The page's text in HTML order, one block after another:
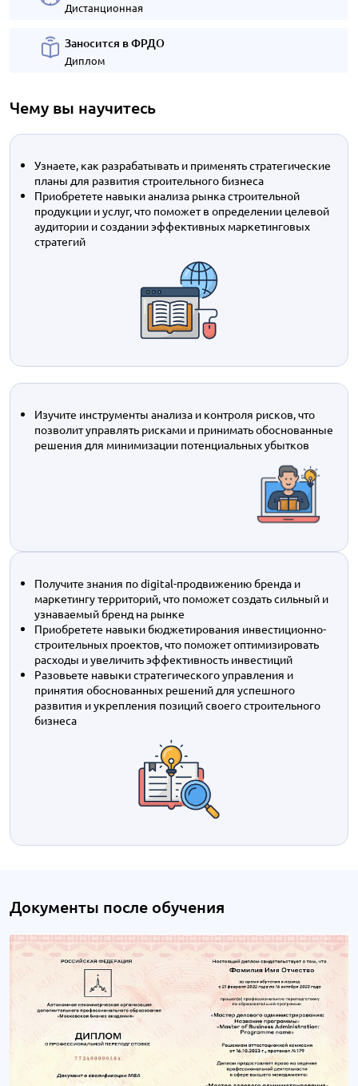
Дистанционная
Заносится в ФРДО
Диплом
Чему вы научитесь
Узнаете, как разрабатывать и применять стратегические
планы для развития строительного бизнеса
Приобретете навыки анализа рынка строительной
продукции и услуг, что поможет в определении целевой
аудитории и создании эффективных маркетинговых
стратегий
Изучите инструменты анализа и контроля рисков, что
позволит управлять рисками и принимать обоснованные
решения для минимизации потенциальных убытков
Получите знания по digital-продвижению бренда и
маркетингу территорий, что поможет создать сильный и
узнаваемый бренд на рынке
Приобретете навыки бюджетирования инвестиционно-
строительных проектов, что поможет оптимизировать
расходы и увеличить эффективность инвестиций
Разовьете навыки стратегического управления и
принятия обоснованных решений для успешного
развития и укрепления позиций своего строительного
бизнеса
Документы после обучения